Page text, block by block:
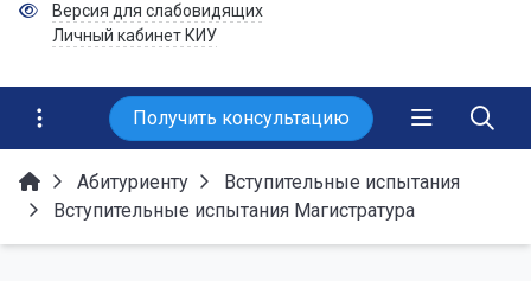
Версия для слабовидящих
Личный кабинет КИУ
Получить консультацию
Абитуриенту
Вступительные испытания
Вступительные испытания Магистратура